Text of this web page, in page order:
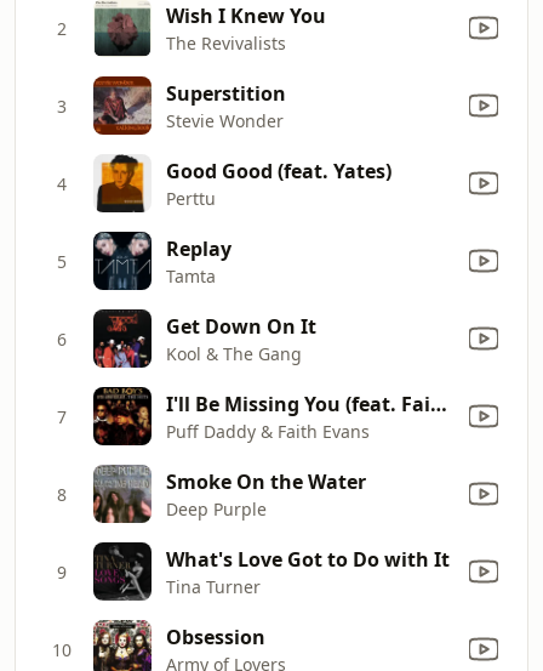
2 Wish I Knew You
The Revivalists
3 Superstition
Stevie Wonder
4 Good Good (feat. Yates)
Perttu
5 Replay
Tamta
6 Get Down On It
Kool & The Gang
7 I'll Be Missing You (feat. Faith Evans, 112)
Puff Daddy & Faith Evans
8 Smoke On the Water
Deep Purple
9 What's Love Got to Do with It
Tina Turner
10 Obsession
Army of Lovers